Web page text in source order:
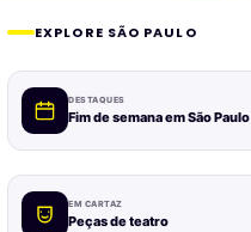
EXPLORE SÃO PAULO
DESTAQUES
Fim de semana em São Paulo
EM CARTAZ
Peças de teatro